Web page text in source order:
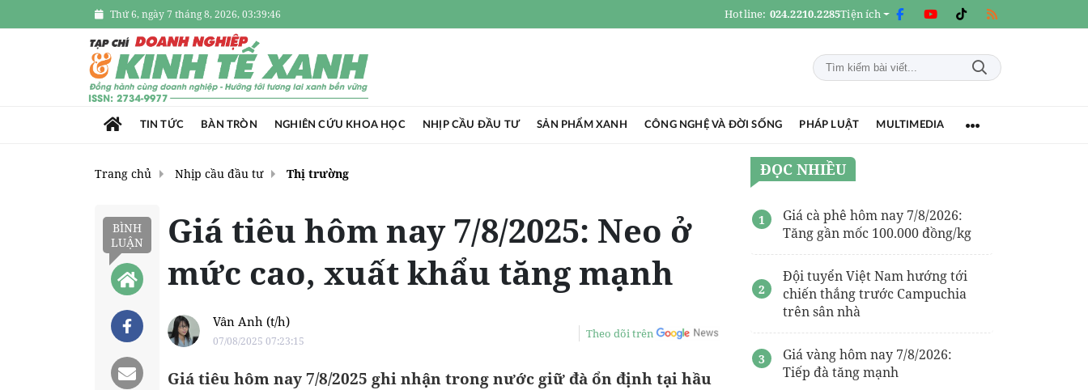
Thứ 6, ngày 7 tháng 8, 2026, 03:39:48 Hotline: 024.2210.2285Tiện ích
TIN TỨC BÀN TRÒN NGHIÊN CỨU KHOA HỌC NHỊP CẦU ĐẦU TƯ SẢN PHẨM XANH CÔNG NGHỆ VÀ ĐỜI SỐNG PHÁP LUẬT MULTIMEDIA
Trang chủ Nhịp cầu đầu tư Thị trường
BÌNH
LUẬN
Giá tiêu hôm nay 7/8/2025: Neo ở
mức cao, xuất khẩu tăng mạnh
Vân Anh (t/h)
07/08/2025 07:23:15
Theo dõi trên
Giá tiêu hôm nay 7/8/2025 ghi nhận trong nước giữ đà ổn định tại hầu
ĐỌC NHIỀU
Giá cà phê hôm nay 7/8/2026:
Tăng gần mốc 100.000 đồng/kg
Đội tuyển Việt Nam hướng tới
chiến thắng trước Campuchia
trên sân nhà
Giá vàng hôm nay 7/8/2026:
Tiếp đà tăng mạnh